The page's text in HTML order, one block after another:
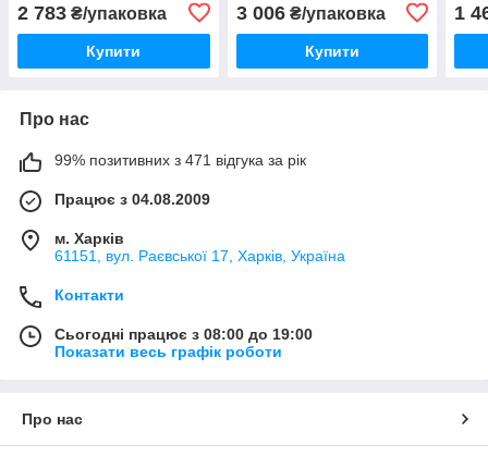
2 783 ₴/упаковка
Купити
3 006₴/упаковка
Купити
1
Про нас
99% позитивних з 471 відгука за рік
Працює з 04.08.2009
м. Харків
61151, вул. Раєвської 17, Харків, Україна
Контакти
Сьогодні працює з 08:00 до 19:00
Показати весь графік роботи
Про нас